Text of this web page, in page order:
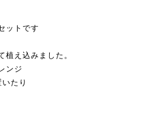
ットです
え込みました。
ンジ
たり